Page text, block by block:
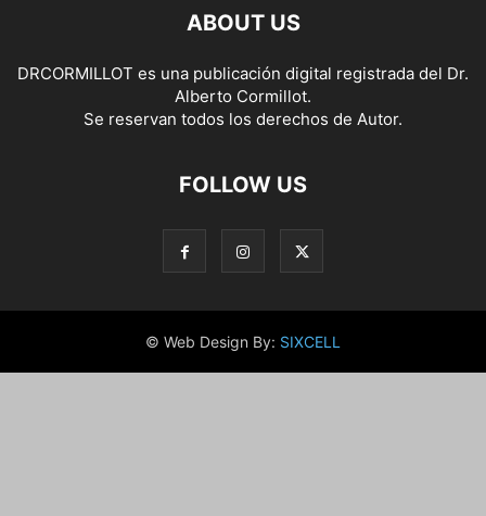
ABOUT US
DRCORMILLOT es una publicación digital registrada del Dr.
Alberto Cormillot.
Se reservan todos los derechos de Autor.
FOLLOW US
© Web Design By: SIXCELL